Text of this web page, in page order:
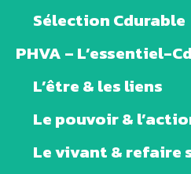
Sélection Cdurable
PHVA – L’essentiel-
L’être & les liens
Le pouvoir &
Le vivant & refaire